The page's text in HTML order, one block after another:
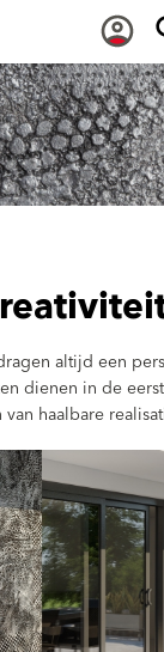
altijd een
dienen in de
haalbare